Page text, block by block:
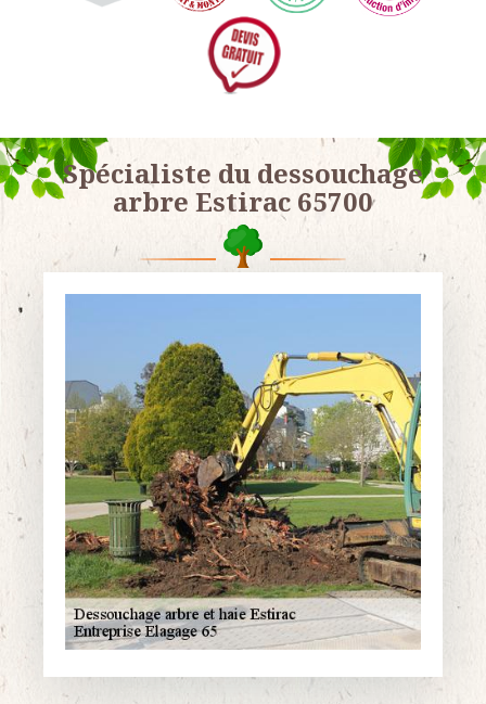
Spécialiste du dessouchage
arbre Estirac 65700